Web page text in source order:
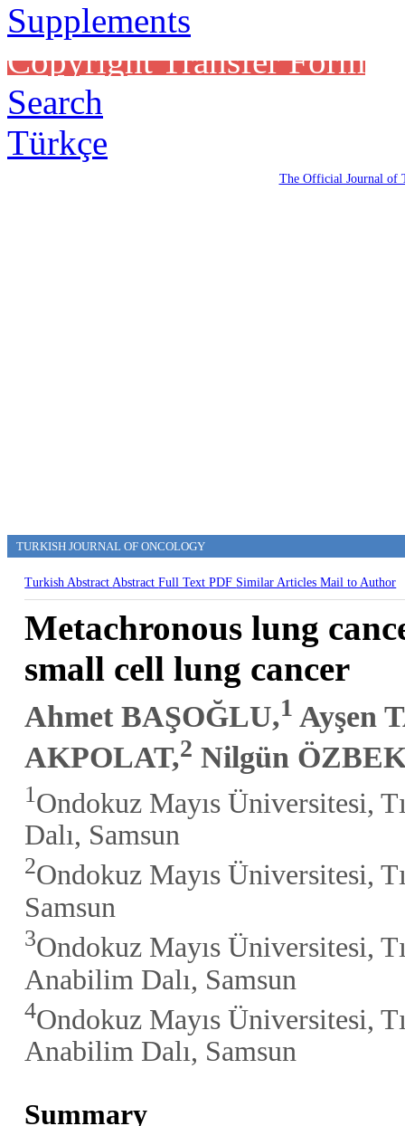
Supplements
Copyright Transfer Form
Search
Türkçe
The Official Journal of
TURKISH JOURNAL OF ONCOLOGY
Turkish AbstractAbstractFull TextPDF Similar ArticlesMail to Author
Metachronous lung
small cell lung cancer
Ahmet BAŞOĞLU,1 Ayşen
AKPOLAT,2 Nilgün
1 Ondokuz Mayıs Üniversitesi,
Dalı, Samsun
2Ondokuz Mayıs Üniversitesi,
Samsun
3Ondokuz Mayıs Üniversitesi,
Anabilim Dalı, Samsun
4Ondokuz Mayıs Üniversitesi,
Anabilim Dalı, Samsun
Summary